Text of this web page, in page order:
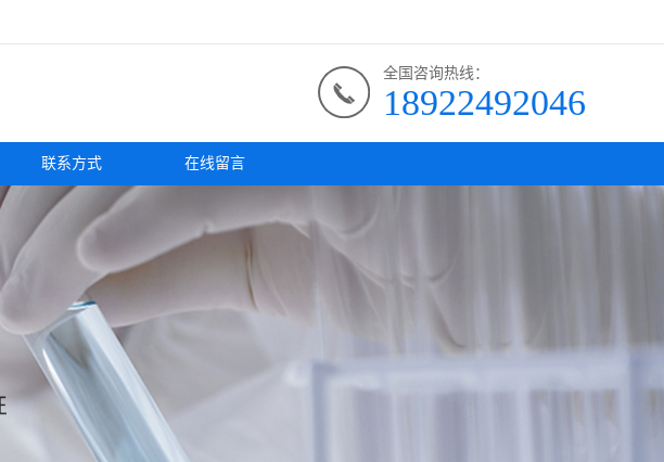
全国咨询热线：
18922492046
联系方式 在线留言